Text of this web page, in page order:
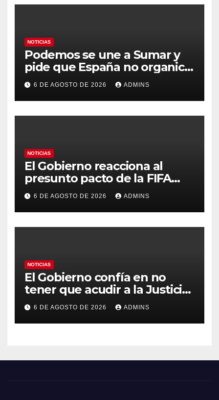
NOTICIAS
Podemos se une a Sumar y
pide que España no organice
el Mundial 2030 con
Marruecos por «atentar
contra la soberanía nacional»
6 DE AGOSTO DE 2026 ADMINS
NOTICIAS
El Gobierno reacciona al
presunto pacto de la FIFA
con Marruecos para acoger la
final del Mundial 2030:
«Tiene que ser en España»
6 DE AGOSTO DE 2026 ADMINS
NOTICIAS
El Gobierno confía en no
tener que acudir a la Justicia
por el reparto de menores
mientras el PP pide la
apertura del Congreso por la
6 DE AGOSTO DE 2026 ADMINS